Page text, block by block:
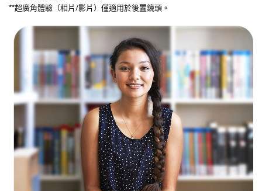
**超廣角體驗（相片/影片）僅適用於後置鏡頭。